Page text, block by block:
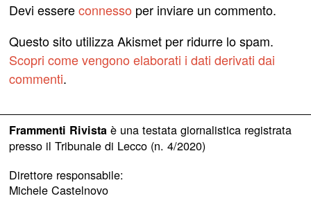
Devi essereconnesso per inviare un commento.
Questo sito utilizza Akismet per ridurre lo spam.
Scopri come vengono elaborati i dati derivati dai
commenti.
Frammenti Rivistaè una testata giornalistica registrata
presso il Tribunale di Lecco (n. 4/2020)
Direttore responsabile:
Michele Castelnovo